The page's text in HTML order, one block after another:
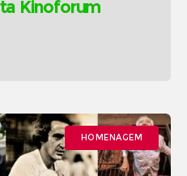
Kinoforum
HOMENAGEM